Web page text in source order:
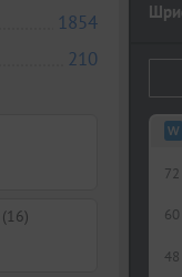
1854
210